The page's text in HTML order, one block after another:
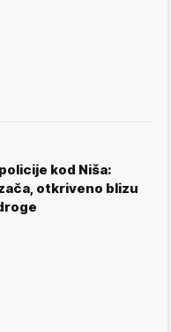
kod Niša:
otkriveno blizu